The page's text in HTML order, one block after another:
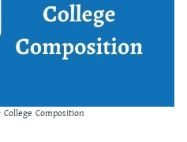
Composition